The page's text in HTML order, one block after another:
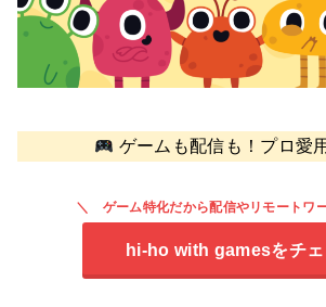
ゲームも配信も！プロ愛
ゲーム特化だから配信やリモートワ
hi-ho with gamesをチ